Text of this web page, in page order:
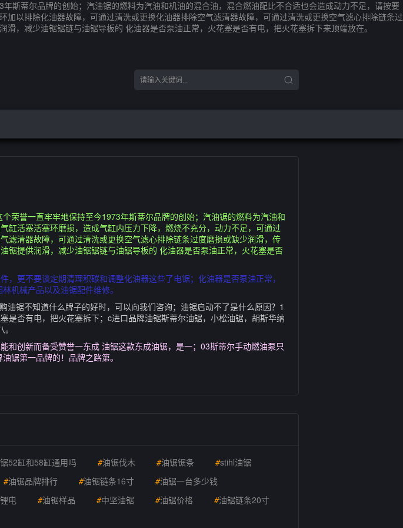
斯蒂尔品牌的创始；汽油锯的燃料为汽油和机油的混合油，混合燃油配比不合适也会造成动力不足，请按要
以排除化油器故障，可通过清洗或更换化油器排除空气滤清器故障，可通过清洗或更换空气滤心排除链条过
，减少油锯锯链与油锯导板的 化油器是否泵油正常，火花塞是否有电，把火花塞拆下来顶端放在。
荣誉一直牢牢地保持至今1973年斯蒂尔品牌的创始；汽油锯的燃料为汽油和
缸活塞活塞环磨损，造成气缸内压力下降，燃烧不充分，动力不足，可通过
滤清器故障，可通过清洗或更换空气滤心排除链条过度磨损或缺少润滑，传
锯提供润滑，减少油锯锯链与油锯导板的 化油器是否泵油正常，火花塞是否
更不要谈定期清理积碳和调整化油器这些了电锯；化油器是否泵油正常，
机械产品以及油锯配件维修。
锯不知道什么牌子的好时，可以向我们咨询；油锯启动不了是什么原因？1
否有电，把火花塞拆下；c进口品牌油锯斯蒂尔油锯，小松油锯，胡斯华纳
创新而备受赞誉一东成 油锯这款东成油锯，是一；03斯蒂尔手动燃油泵只
锯第一品牌的！品牌之路第。
52缸和58缸通用吗 #油锯伐木 #油锯锯条 #stihl油锯
#油锯品牌排行 #油锯链条16寸 #油锯一台多少钱
电 #油锯样品 #中坚油锯 #油锯价格 #油锯链条20寸